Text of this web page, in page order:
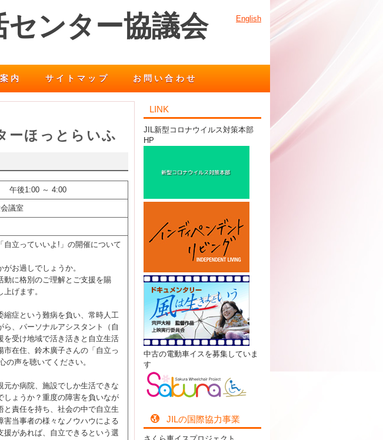
センター協議会 English
内 サイトマップ お問い合わせ
ーほっとらいふ
午後1:00 ～ 4:00
議室
自立っていいよ!」の開催について
お過しでしょうか。
動に格別のご理解とご支援を賜
げます。
縮症という難病を負い、常時人工
ら、パーソナルアシスタント（自
を受け地域で活き活きと自立生活
市在住、鈴木廣子さんの「自立っ
の声を聴いてください。
元か病院、施設でしか生活できな
しょうか？重度の障害を負いなが
と責任を持ち、社会の中で自立生
害当事者の様々なノウハウによる
援があれば、自立できるという選
LINK
JIL新型コロナウイルス対策本部
HP
中古の電動車イスを募集していま
す
JILの国際協力事業